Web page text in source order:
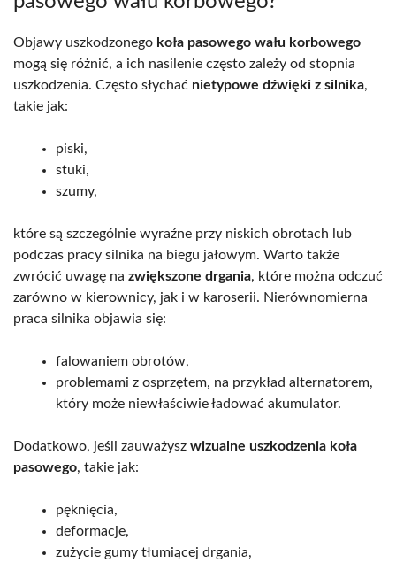
Objawy uszkodzonego koła pasowego wału korbowego
mogą się różnić, a ich nasilenie często zależy od stopnia
uszkodzenia. Często słychać nietypowe dźwięki z silnika,
takie jak:
piski,
stuki,
szumy,
które są szczególnie wyraźne przy niskich obrotach lub
podczas pracy silnika na biegu jałowym. Warto także
zwrócić uwagę na zwiększone drgania, które można odczuć
zarówno w kierownicy, jak i w karoserii. Nierównomierna
praca silnika objawia się:
falowaniem obrotów,
problemami z osprzętem, na przykład alternatorem,
który może niewłaściwie ładować akumulator.
Dodatkowo, jeśli zauważysz wizualne uszkodzenia koła
pasowego, takie jak:
pęknięcia,
deformacje,
zużycie gumy tłumiącej drgania,